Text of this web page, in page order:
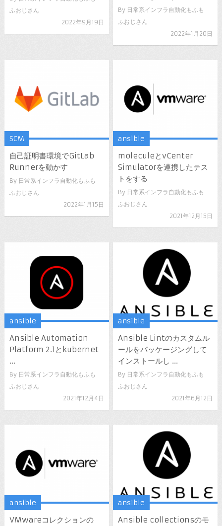
ふおじさん
2022年9月19日
By 日常系インフラ自動化もふも
ふおじさん
2022年1月20日
SCM
自己証明書環境でGitLab
Runnerを動かす
By 日常系インフラ自動化もふも
ふおじさん
2022年1月15日
ansible
moleculeとvCenter
Simulatorを連携したテス
トをする
By 日常系インフラ自動化もふも
ふおじさん
2021年12月15日
ansible
Ansible Automation
Platform 2.1とkubernet
...
By 日常系インフラ自動化もふも
ふおじさん
2021年12月4日
ansible
Ansible Lintのカスタムル
ールをパッケージングして
インストールし ...
By 日常系インフラ自動化もふも
ふおじさん
2021年6月12日
ansible
VMwareコレクションの
ansible
Ansible collectionsのモ